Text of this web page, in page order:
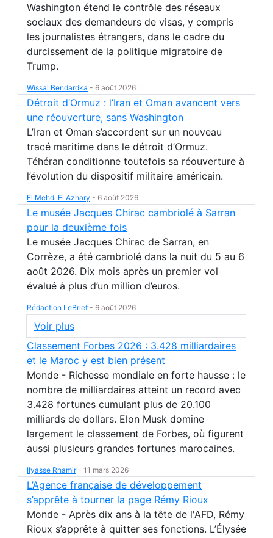
Washington étend le contrôle des réseaux
sociaux des demandeurs de visas, y compris
les journalistes étrangers, dans le cadre du
durcissement de la politique migratoire de
Trump.
Wissal Bendardka - 6 août 2026
Détroit d’Ormuz : l’Iran et Oman avancent vers
une réouverture, sans Washington
L’Iran et Oman s’accordent sur un nouveau
tracé maritime dans le détroit d’Ormuz.
Téhéran conditionne toutefois sa réouverture à
l’évolution du dispositif militaire américain.
El Mehdi El Azhary - 6 août 2026
Le musée Jacques Chirac cambriolé à Sarran
pour la deuxième fois
Le musée Jacques Chirac de Sarran, en
Corrèze, a été cambriolé dans la nuit du 5 au 6
août 2026. Dix mois après un premier vol
évalué à plus d’un million d’euros.
Rédaction LeBrief - 6 août 2026
Voir plus
Classement Forbes 2026 : 3.428 milliardaires
et le Maroc y est bien présent
Monde - Richesse mondiale en forte hausse : le
nombre de milliardaires atteint un record avec
3.428 fortunes cumulant plus de 20.100
milliards de dollars. Elon Musk domine
largement le classement de Forbes, où figurent
aussi plusieurs grandes fortunes marocaines.
Ilyasse Rhamir- 11 mars 2026
L’Agence française de développement
s’apprête à tourner la page Rémy Rioux
Monde - Après dix ans à la tête de l'AFD, Rémy
Rioux s’apprête à quitter ses fonctions. L’Élysée